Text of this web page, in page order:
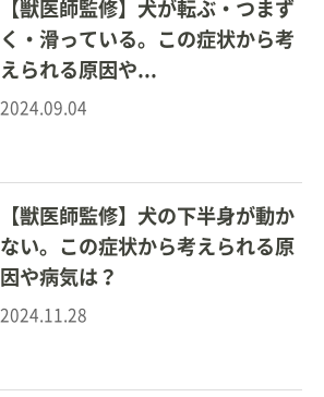
【獣医師監修】犬が転ぶ・つまず
く・滑っている。この症状から考
えられる原因や...
2024.09.04
【獣医師監修】犬の下半身が動か
ない。この症状から考えられる原
因や病気は？
2024.11.28